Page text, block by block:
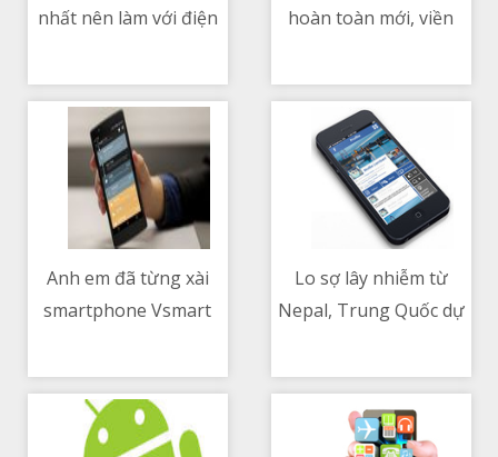
nhất nên làm với điện
trong mùa dịch
hoàn toàn mới, viền
Anh em đã từng xài
smartphone Vsmart
Vsmart dẹp không
Lo sợ lây nhiễm từ
Nepal, Trung Quốc dự
phân cách ngay trên
đỉnh núi Everest